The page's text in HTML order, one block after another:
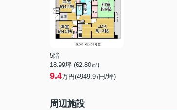
5階
18.99坪 (62.80㎡)
9.4万円(4949.97円/坪)
周辺施設